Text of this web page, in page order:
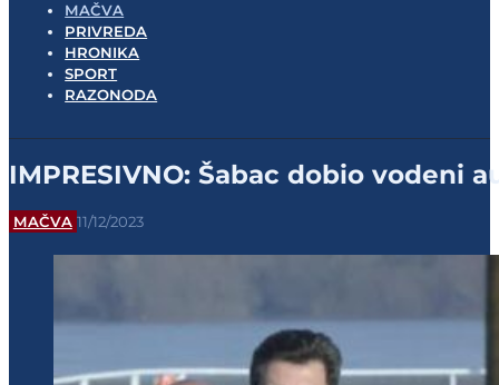
MAČVA
PRIVREDA
HRONIKA
SPORT
RAZONODA
IMPRESIVNO: Šabac dobio vodeni
MAČVA 11/12/2023